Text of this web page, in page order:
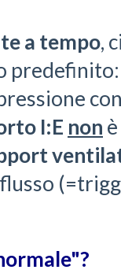
a tempo,
I:E non